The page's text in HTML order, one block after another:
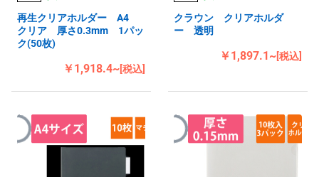
再生クリアホルダー A4
クリア 厚さ0.3mm 1パッ
ク(50枚)
￥1,918.4~[税込]
クラウン クリアホルダ
ー 透明
￥1,897.1~[税込]